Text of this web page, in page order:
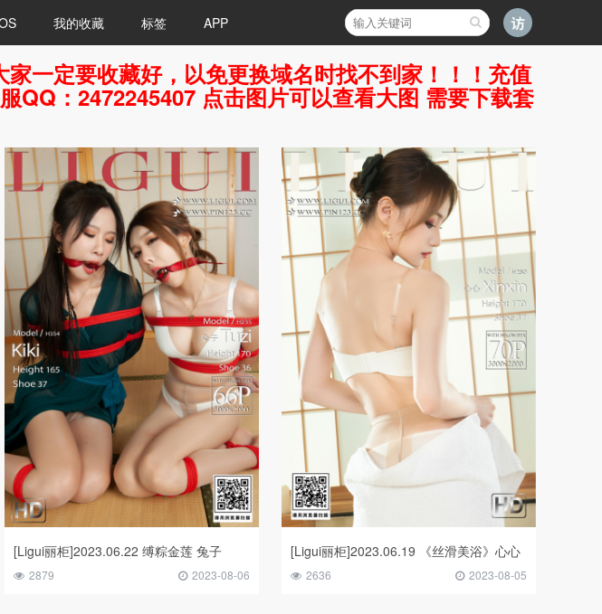
我的收藏 标签 APP
一定要收藏好，以免更换域名时找不到家！！！充值
QQ：2472245407 点击图片可以查看大图 需要下载套
[Ligui丽柜]2023.06.22 缚粽金莲 兔子
2879 2023-08-06
[Ligui丽柜]2023.06.19 《丝滑美浴》心心
2636 2023-08-05